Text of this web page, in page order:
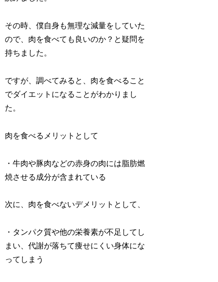
その時、僕自身も無理な減量をしていた
ので、肉を食べても良いのか？と疑問を
持ちました。
ですが、調べてみると、肉を食べること
でダイエットになることがわかりまし
た。
肉を食べるメリットとして
・牛肉や豚肉などの赤身の肉には脂肪燃
焼させる成分が含まれている
次に、肉を食べないデメリットとして、
・タンパク質や他の栄養素が不足してし
まい、代謝が落ちて痩せにくい身体にな
ってしまう